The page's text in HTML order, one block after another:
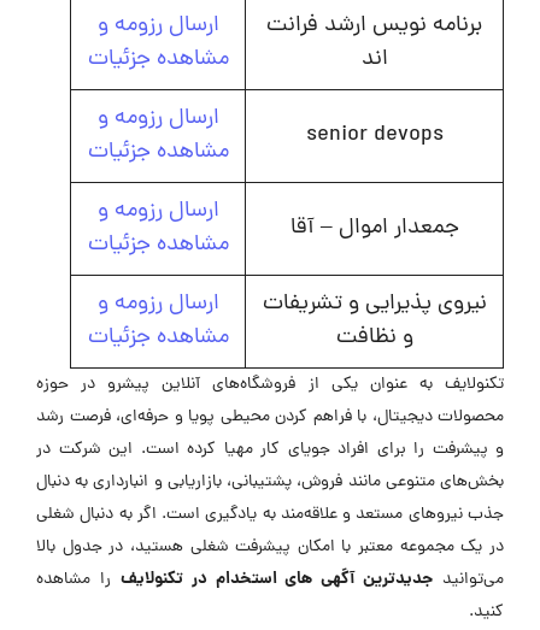
برنامه نویس ارشد فرانت
اند
ارسال رزومه و
مشاهده جزئیات
senior devops
ارسال رزومه و
مشاهده جزئیات
جمعدار اموال – آقا
ارسال رزومه و
مشاهده جزئیات
نیروی پذیرایی و تشریفات
و نظافت
ارسال رزومه و
مشاهده جزئیات
تکنولایف به عنوان یکی از فروشگاه‌های آنلاین پیشرو در حوزه
محصولات دیجیتال، با فراهم کردن محیطی پویا و حرفه‌ای، فرصت رشد
و پیشرفت را برای افراد جویای کار مهیا کرده است. این شرکت در
بخش‌های متنوعی مانند فروش، پشتیبانی، بازاریابی و انبارداری به دنبال
جذب نیروهای مستعد و علاقه‌مند به یادگیری است. اگر به دنبال شغلی
در یک مجموعه معتبر با امکان پیشرفت شغلی هستید، در جدول بالا
می‌توانید جدیدترین آگهی های استخدام در تکنولایف را مشاهده
کنید.